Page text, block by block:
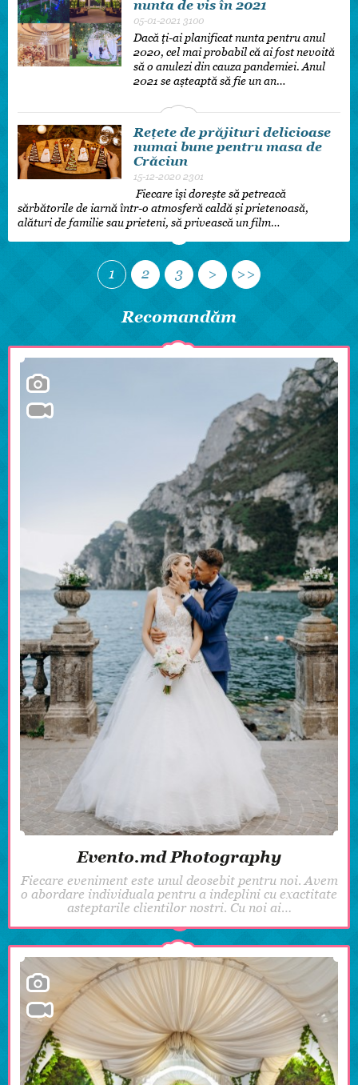
nunta de vis în 2021
05-01-2021 3100
Dacă ți-ai planificat nunta pentru anul
2020, cel mai probabil că ai fost nevoită
să o anulezi din cauza pandemiei. Anul
2021 se așteaptă să fie un an…
Rețete de prăjituri delicioase
numai bune pentru masa de
Crăciun
15-12-2020 2301
Fiecare își dorește să petreacă
sărbătorile de iarnă într-o atmosferă caldă și prietenoasă,
alături de familie sau prieteni, să privească un film…
1 2 3 > >>
Recomandăm
Evento.md Photography
Fiecare eveniment este unul deosebit pentru noi. Avem
o abordare individuala pentru a indeplini cu exactitate
asteptarile clientilor nostri. Cu noi ai…